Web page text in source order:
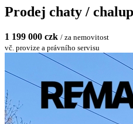
Prodej chaty /
1 199 000 czk / za nemovitost
vč. provize a právního servisu